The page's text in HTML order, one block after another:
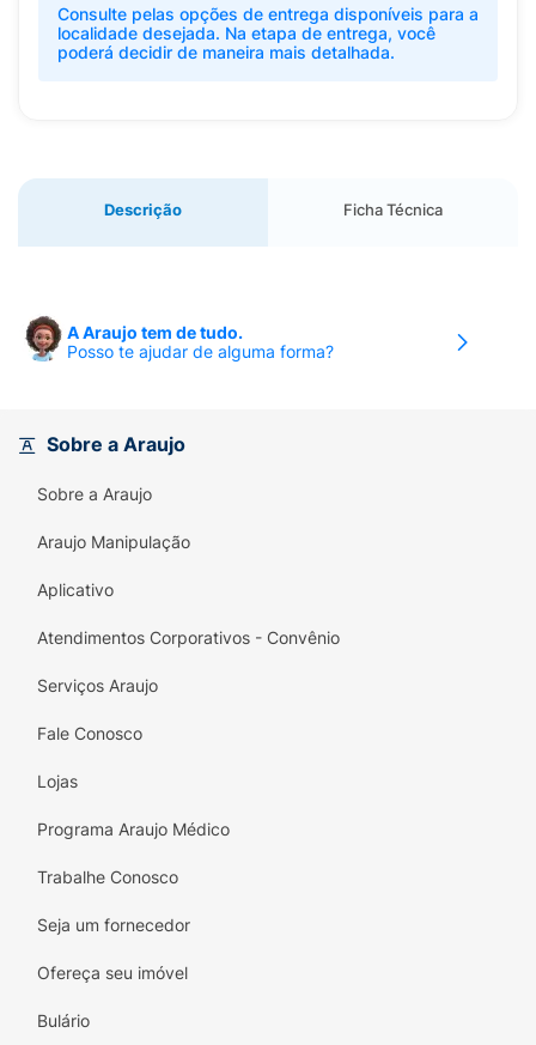
Consulte pelas opções de entrega disponíveis para a
localidade desejada. Na etapa de entrega, você
poderá decidir de maneira mais detalhada.
Descrição Ficha Técnica
A Araujo tem de tudo.
Posso te ajudar de alguma forma?
Sobre a Araujo
Sobre a Araujo
Araujo Manipulação
Aplicativo
Atendimentos Corporativos - Convênio
Serviços Araujo
Fale Conosco
Lojas
Programa Araujo Médico
Trabalhe Conosco
Seja um fornecedor
Ofereça seu imóvel
Bulário